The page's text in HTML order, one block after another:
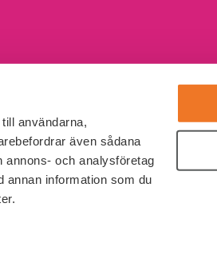
användarna,
även sådana
annons- och analysföretag
annan information som du
Group